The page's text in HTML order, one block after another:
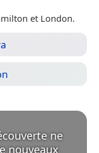
et London.
ne
nouveaux